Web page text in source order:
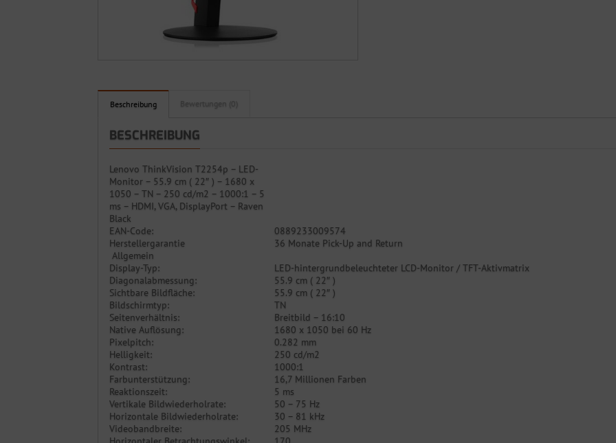
Beschreibung
BESCHREIBUNG
Lenovo ThinkVision T2254p – LED-
Monitor – 55.9 cm ( 22″ ) – 1680 x
1050 – TN – 250 cd/m2 – 1000:1 – 5
ms – HDMI, VGA, DisplayPort – Raven
Black
EAN-Code:
0889233009574
Herstellergarantie
36 Monate Pick-Up and Return
Allgemein
Display-Typ:
LED-hintergrundbeleuchteter LCD-Monitor / TFT-Aktivmatrix
Diagonalabmessung:
55.9 cm ( 22″ )
Sichtbare Bildfläche:
55.9 cm ( 22″ )
Bildschirmtyp:
TN
Seitenverhältnis:
Breitbild – 16:10
Native Auflösung:
1680 x 1050 bei 60 Hz
Pixelpitch:
0.282 mm
Helligkeit:
250 cd/m2
Kontrast:
1000:1
Farbunterstützung:
16,7 Millionen Farben
Reaktionszeit:
5 ms
Vertikale Bildwiederholrate:
50 – 75 Hz
Horizontale Bildwiederholrate:
30 – 81 kHz
Videobandbreite:
205 MHz